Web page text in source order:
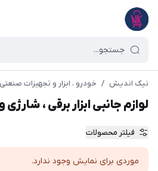
نیک اندیش / خودرو ، ابزار و تجهیزات صنعتی
لوازم جانبی ابزار برقی ، شارژی
فیلتر محصولات
موردی برای نمایش وجود ندارد.